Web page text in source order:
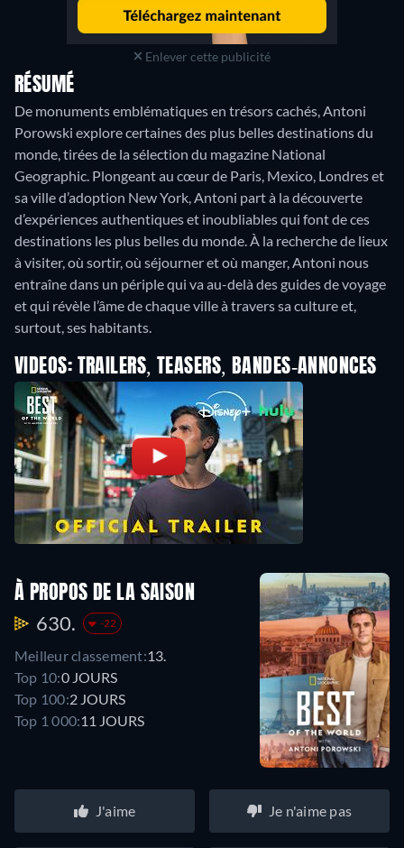
Enlever cette publicité
RÉSUMÉ
De monuments emblématiques en trésors cachés, Antoni
Porowski explore certaines des plus belles destinations du
monde, tirées de la sélection du magazine National
Geographic. Plongeant au cœur de Paris, Mexico, Londres et
sa ville d’adoption New York, Antoni part à la découverte
d’expériences authentiques et inoubliables qui font de ces
destinations les plus belles du monde. À la recherche de lieux
à visiter, où sortir, où séjourner et où manger, Antoni nous
entraîne dans un périple qui va au-delà des guides de voyage
et qui révèle l’âme de chaque ville à travers sa culture et,
surtout, ses habitants.
VIDEOS: TRAILERS, TEASERS, BANDES-ANNONCES
À PROPOS DE LA SAISON
630. -22
Meilleur classement:13.
Top 10:0 JOURS
Top 100:2 JOURS
Top 1 000:11 JOURS
J'aime Je n'aime pas